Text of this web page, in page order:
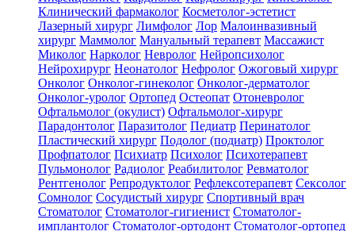
Клинический фармаколог Косметолог-эстетист
Лазерный хирург Лимфолог Лор Малоинвазивный
хирург Маммолог Мануальный терапевт Массажист
Миколог Нарколог Невролог Нейропсихолог
Нейрохирург Неонатолог Нефролог Ожоговый хирург
Онколог Онколог-гинеколог Онколог-дерматолог
Онколог-уролог Ортопед Остеопат Отоневролог
Офтальмолог (окулист) Офтальмолог-хирург
Парадонтолог Паразитолог Педиатр Перинатолог
Пластический хирург Подолог (подиатр) Проктолог
Профпатолог Психиатр Психолог Психотерапевт
Пульмонолог Радиолог Реабилитолог Ревматолог
Рентгенолог Репродуктолог Рефлексотерапевт Сексолог
Сомнолог Сосудистый хирург Спортивный врач
Стоматолог Стоматолог-гигиенист Стоматолог-
имплантолог Стоматолог-ортодонт Стоматолог-ортопед